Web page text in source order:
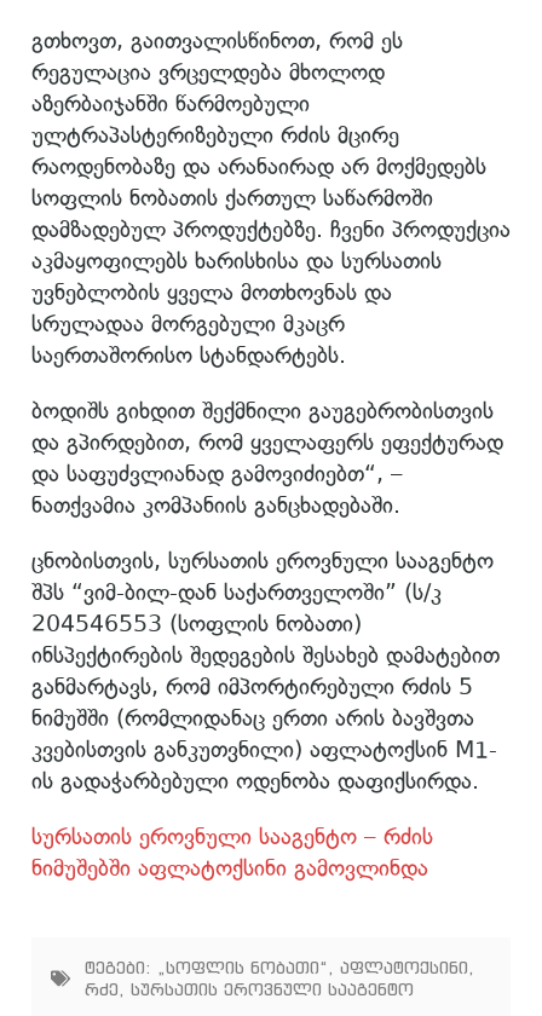
გთხოვთ, გაითვალისწინოთ, რომ ეს
რეგულაცია ვრცელდება მხოლოდ
აზერბაიჯანში წარმოებული
ულტრაპასტერიზებული რძის მცირე
რაოდენობაზე და არანაირად არ მოქმედებს
სოფლის ნობათის ქართულ საწარმოში
დამზადებულ პროდუქტებზე. ჩვენი პროდუქცია
აკმაყოფილებს ხარისხისა და სურსათის
უვნებლობის ყველა მოთხოვნას და
სრულადაა მორგებული მკაცრ
საერთაშორისო სტანდარტებს.
ბოდიშს გიხდით შექმნილი გაუგებრობისთვის
და გპირდებით, რომ ყველაფერს ეფექტურად
და საფუძვლიანად გამოვიძიებთ“, –
ნათქვამია კომპანიის განცხადებაში.
ცნობისთვის, სურსათის ეროვნული სააგენტო
შპს “ვიმ-ბილ-დან საქართველოში” (ს/კ
204546553 (სოფლის ნობათი)
ინსპექტირების შედეგების შესახებ დამატებით
განმარტავს, რომ იმპორტირებული რძის 5
ნიმუშში (რომლიდანაც ერთი არის ბავშვთა
კვებისთვის განკუთვნილი) აფლატოქსინ M1-
ის გადაჭარბებული ოდენობა დაფიქსირდა.
სურსათის ეროვნული სააგენტო – რძის
ნიმუშებში აფლატოქსინი გამოვლინდა
ტეგები: „სოფლის ნობათი“ აფლატოქსინი
რძე
სურსათის ეროვნული სააგენტო